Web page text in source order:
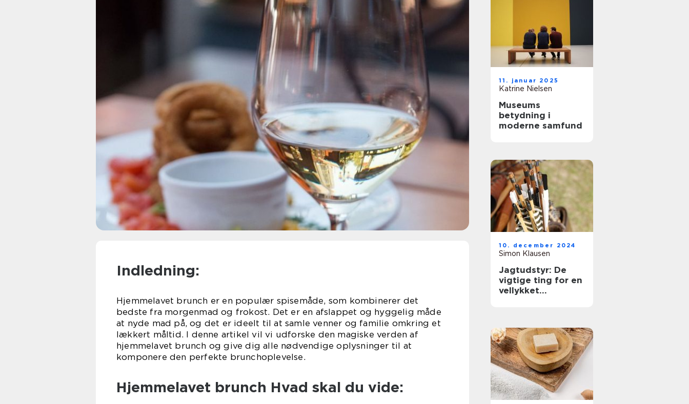
Indledning:
Hjemmelavet brunch er en populær spisemåde, som kombinerer det
bedste fra morgenmad og frokost. Det er en afslappet og hyggelig måde
at nyde mad på, og det er ideelt til at samle venner og familie omkring et
lækkert måltid. I denne artikel vil vi udforske den magiske verden af
hjemmelavet brunch og give dig alle nødvendige oplysninger til at
komponere den perfekte brunchoplevelse.
Hjemmelavet brunch Hvad skal du vide:
11. januar 2025
Katrine Nielsen
Museums
betydning i
moderne samfund
10. december 2024
Simon Klausen
Jagtudstyr: De
vigtige ting for en
vellykket